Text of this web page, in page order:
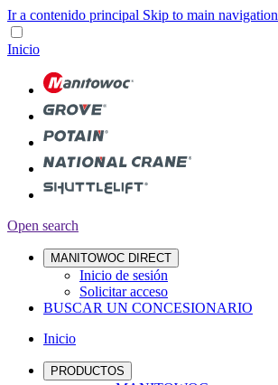
Ir a contenido principal Skip to main navigation
Inicio
Open search
MANITOWOC DIRECT
Inicio de sesión
Solicitar acceso
BUSCAR UN CONCESIONARIO
Inicio
PRODUCTOS